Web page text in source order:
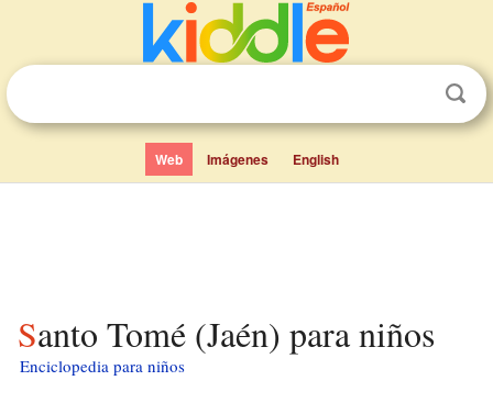
Web Imágenes English
Santo Tomé (Jaén) para niños
Enciclopedia para niños